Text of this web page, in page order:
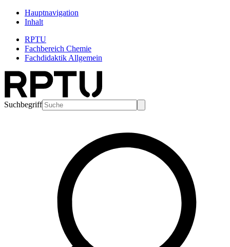
Hauptnavigation
Inhalt
RPTU
Fachbereich Chemie
Fachdidaktik Allgemein
Suchbegriff